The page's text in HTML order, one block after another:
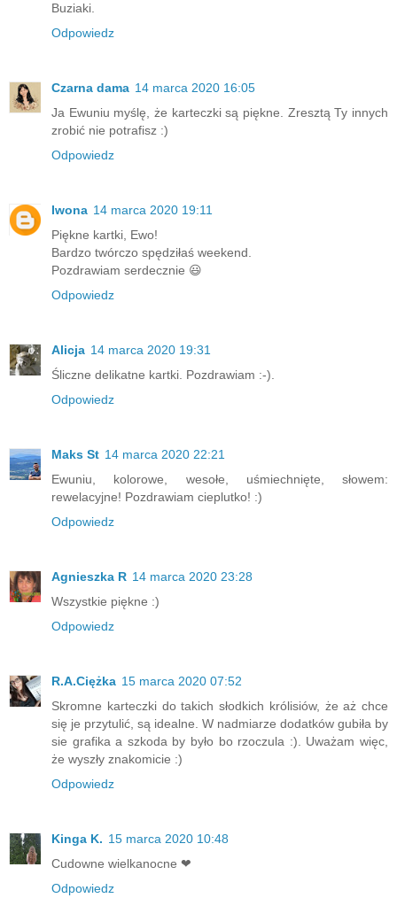
Buziaki.
Odpowiedz
Czarna dama 14 marca 2020 16:05
Ja Ewuniu myślę, że karteczki są piękne. Zresztą Ty innych
zrobić nie potrafisz :)
Odpowiedz
Iwona 14 marca 2020 19:11
Piękne kartki, Ewo!
Bardzo twórczo spędziłaś weekend.
Pozdrawiam serdecznie 😃
Odpowiedz
Alicja 14 marca 2020 19:31
Śliczne delikatne kartki. Pozdrawiam :-).
Odpowiedz
Maks St 14 marca 2020 22:21
Ewuniu, kolorowe, wesołe, uśmiechnięte, słowem:
rewelacyjne! Pozdrawiam cieplutko! :)
Odpowiedz
Agnieszka R 14 marca 2020 23:28
Wszystkie piękne :)
Odpowiedz
R.A.Ciężka 15 marca 2020 07:52
Skromne karteczki do takich słodkich królisiów, że aż chce
się je przytulić, są idealne. W nadmiarze dodatków gubiła by
sie grafika a szkoda by było bo rzoczula :). Uważam więc,
że wyszły znakomicie :)
Odpowiedz
Kinga K. 15 marca 2020 10:48
Cudowne wielkanocne ❤
Odpowiedz